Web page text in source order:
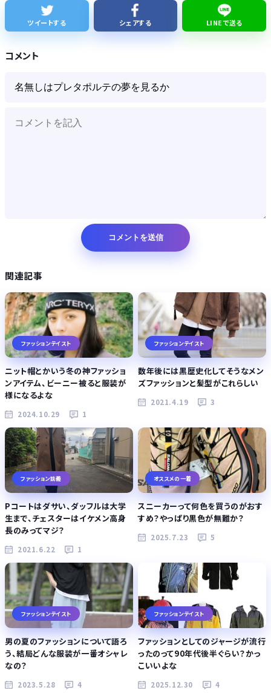
株式投資、若年男性の自信喪失の原因に… ６割超が「人生の敗者」自認か
Powered by livedoor 相互RSS
ツイートする シェアする LINEで送る
コメント
関連記事
ファッションテイスト
ニット帽とかいう冬の神ファッショ
ンアイテム、ビーニー被ると服装が
様になるよな
2024.10.29 1
ファッションテイスト
数年後には黒歴史化してそうなメン
ズファッションと髪型がこれらしい
2021.4.19 3
ファッション談義
Pコートはダサい、ダッフルは大学
生まで、チェスターはイケメン高身
長のみってマジ？
2021.6.22 1
オススメの一着
スニーカーって何色を買うのがおす
すめ？やっぱり黒色が無難か？
2025.7.23 5
ファッションテイスト
男の夏のファッションについて語ろ
う、結局どんな服装が一番オシャレ
なの？
2023.5.28 4
ファッションテイスト
ファッションとしてのジャージが流行
ったのって90年代後半ぐらい？かっ
こいいよな
2025.12.30 4